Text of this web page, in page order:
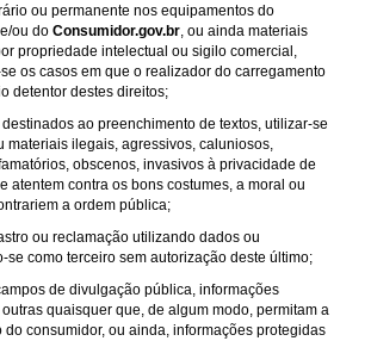
ou permanente nos equipamentos do
ou do Consumidor.gov.br , ou ainda materiais
propriedade intelectual ou sigilo comercial,
os casos em que o realizador do carregamento
detentor destes direitos;
ao preenchimento de textos, utilizar-se
materiais ilegais, agressivos, caluniosos,
obscenos, invasivos à privacidade de
atentem contra os bons costumes, a moral ou
a ordem pública;
ou reclamação utilizando dados ou
se como terceiro sem autorização deste último;
de divulgação pública, informações
quaisquer que, de algum modo, permitam a
do consumidor, ou ainda, informações protegidas